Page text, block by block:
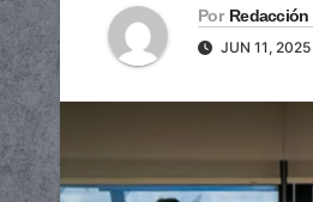
Por Redacción
JUN 11, 2025